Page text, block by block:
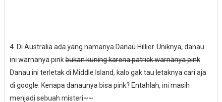
4. Di Australia ada yang namanya Danau Hillier. Uniknya, danau
ini warnanya pinkbukan kuning karena patrick warnanya pink.
Danau ini terletak di Middle Island, kalo gak tau letaknya cari aja
di google. Kenapa danaunya bisa pink? Entahlah, ini masih
menjadi sebuah misteri~~